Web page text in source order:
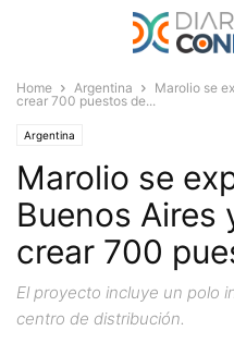
Home Argentina
Marolio se
crear 700 puestos de...
Argentina
Marolio se
Buenos Aires
crear 700
El proyecto incluye un polo
centro de distribución.